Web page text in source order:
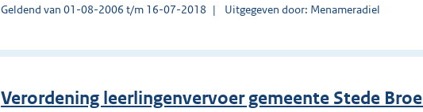
Geldend van 01-08-2006 t/m 16-07-2018 Uitgegeven door: Menameradiel
Verordening leerlingenvervoer gemeente Stede